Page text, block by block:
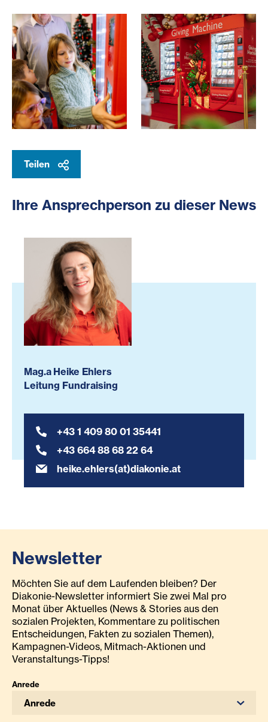
Teilen
Ihre Ansprechperson zu dieser News
Mag.a Heike Ehlers
Leitung Fundraising
+43 1 409 80 01 35441
+43 664 88 68 22 64
heike.ehlers(at)diakonie.at
Newsletter
Möchten Sie auf dem Laufenden bleiben? Der
Diakonie-Newsletter informiert Sie zwei Mal pro
Monat über Aktuelles (News & Stories aus den
sozialen Projekten, Kommentare zu politischen
Entscheidungen, Fakten zu sozialen Themen),
Kampagnen-Videos, Mitmach-Aktionen und
Veranstaltungs-Tipps!
Anrede
Anrede